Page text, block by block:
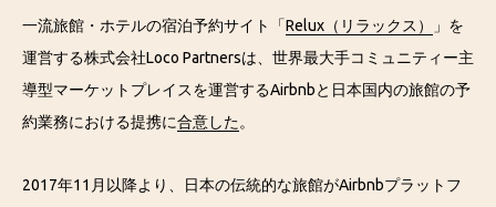
一流旅館・ホテルの宿泊予約サイト「Relux（リラックス）
」を
運営する株式会社Loco Partnersは、世界最大手コミュニティー主
導型マーケットプレイスを運営するAirbnbと日本国内の旅館の予
約業務における提携に合意した。
2017年11月以降より、日本の伝統的な旅館がAirbnbプラットフ